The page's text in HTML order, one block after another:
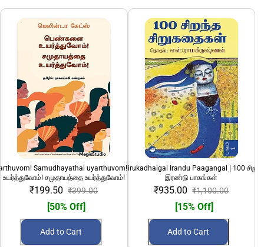
Samudhayathai uyarthuvom!" | பெண்களை
உயர்த்துவோம்! சமுதாயத்தை உயர்த்துவோம்!
₹199.50 ₹399.00
[50% Off]
Add to Cart
100 Sirandha Sirukadhaigal Irandu Paagangal | 100
இரண்டு பாகங்கள்
₹935.00 ₹1,100.00
[15% Off]
Add to Cart
108 Divya